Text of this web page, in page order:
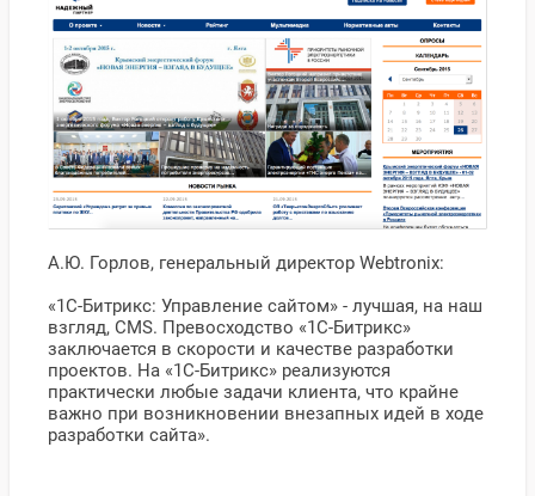
А.Ю. Горлов, генеральный директор Webtronix:
«1С-Битрикс: Управление сайтом» - лучшая, на наш
взгляд, CMS. Превосходство «1С-Битрикс»
заключается в скорости и качестве разработки
проектов. На «1С-Битрикс» реализуются
практически любые задачи клиента, что крайне
важно при возникновении внезапных идей в ходе
разработки сайта».